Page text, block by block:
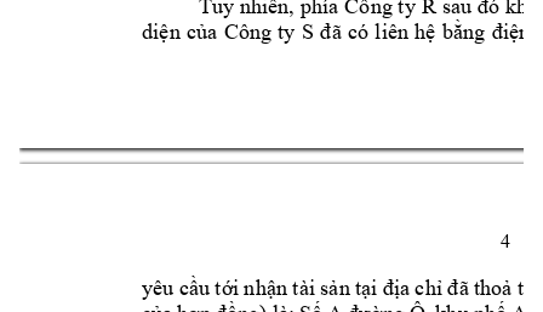
sau đó
diện của Công ty S đã có liên hệ bằng điện
4
yêu cầu tới nhậntài sản tại địa chỉ đã thoả